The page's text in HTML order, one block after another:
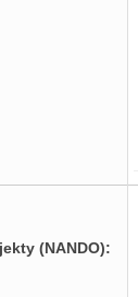
(NANDO):